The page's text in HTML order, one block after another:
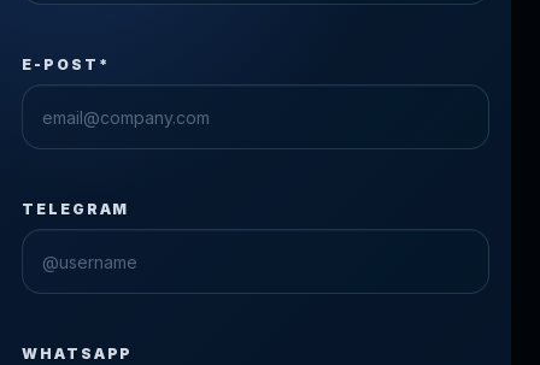
E-POST*
TELEGRAM
WHATSAPP